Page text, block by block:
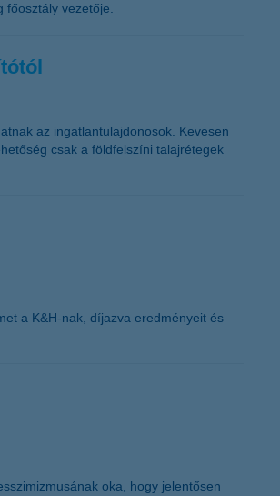
vezetője.
az ingatlantulajdonosok. Kevesen
csak a földfelszíni talajrétegek
a K&H-nak, díjazva eredményeit és
oka, hogy jelentősen